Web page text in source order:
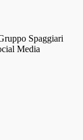
Spaggiari
Media